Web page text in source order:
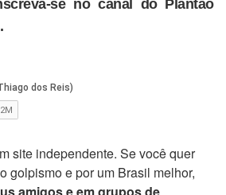
se no canal do Plantão
site independente. Se você quer
golpismo e por um Brasil melhor,